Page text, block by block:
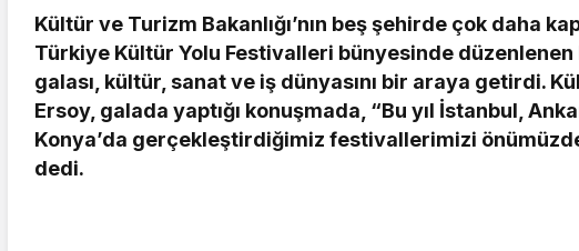
Kültür ve Turizm Bakanlığı’nın beş şehirde çok daha
Türkiye Kültür Yolu Festivalleri bünyesinde düzenlenen
galası, kültür, sanat ve iş dünyasını bir araya getirdi.
Ersoy, galada yaptığı konuşmada, “Bu yıl İstanbul,
Konya’da gerçekleştirdiğimiz festivallerimizi
dedi.